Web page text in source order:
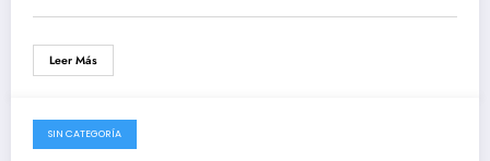
Leer Más
17/10/2015
SIN CATEGORÍA